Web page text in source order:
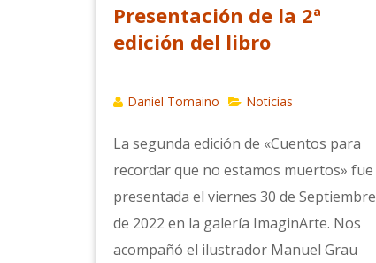
Presentación de la 2ª
edición del libro
Daniel Tomaino Noticias
La segunda edición de «Cuentos para
recordar que no estamos muertos» fue
presentada el viernes 30 de Septiembre
de 2022 en la galería ImaginArte. Nos
acompañó el ilustrador Manuel Grau